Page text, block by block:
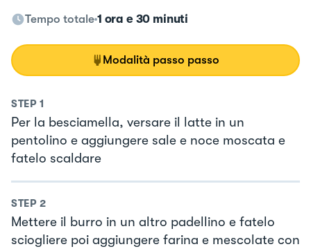
Tempo totale 1 ora e 30 minuti
Modalità passo passo
STEP 1
Per la besciamella, versare il latte in un
pentolino e aggiungere sale e noce moscata e
fatelo scaldare
STEP 2
Mettere il burro in un altro padellino e fatelo
sciogliere poi aggiungere farina e mescolate con